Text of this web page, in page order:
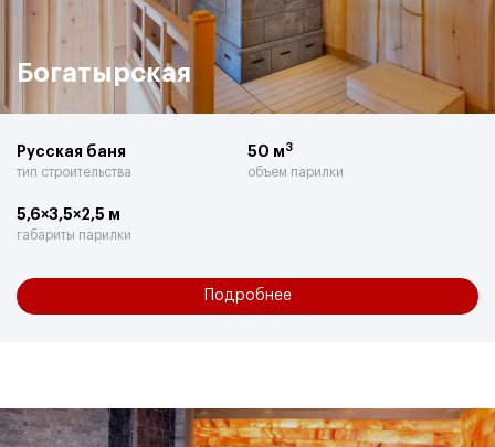
Богатырская
Русская баня
тип строительства
50 м3
объем парилки
5,6×3,5×2,5 м
габариты парилки
Подробнее